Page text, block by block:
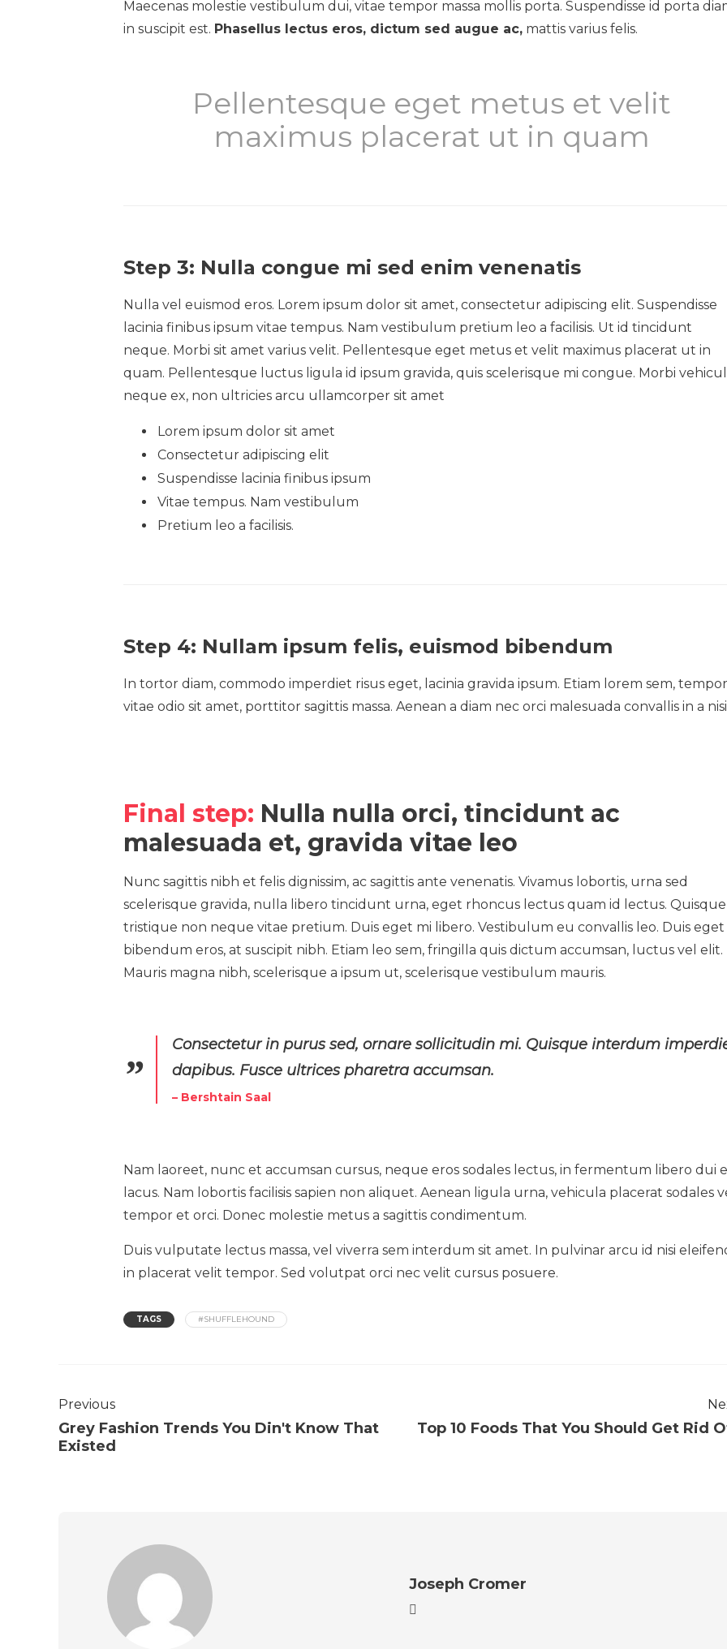
Maecenas molestie vestibulum dui, vitae tempor massa mollis porta. Suspendisse id porta
in suscipit est. Phasellus lectus eros, dictum sed augue ac, mattis varius felis.
Pellentesque eget metus et velit
maximus placerat ut in quam
Step 3: Nulla congue mi sed enim venenatis
Nulla vel euismod eros. Lorem ipsum dolor sit amet, consectetur adipiscing elit. Suspendisse
lacinia finibus ipsum vitae tempus. Nam vestibulum pretium leo a facilisis. Ut id tincidunt
neque. Morbi sit amet varius velit. Pellentesque eget metus et velit maximus placerat ut in
quam. Pellentesque luctus ligula id ipsum gravida, quis scelerisque mi congue. Morbi
neque ex, non ultricies arcu ullamcorper sit amet
Lorem ipsum dolor sit amet
Consectetur adipiscing elit
Suspendisse lacinia finibus ipsum
Vitae tempus. Nam vestibulum
Pretium leo a facilisis.
Step 4: Nullam ipsum felis, euismod bibendum
In tortor diam, commodo imperdiet risus eget, lacinia gravida ipsum. Etiam lorem sem, tempor
vitae odio sit amet, porttitor sagittis massa. Aenean a diam nec orci malesuada convallis in a
Final step: Nulla nulla orci, tincidunt ac
malesuada et, gravida vitae leo
Nunc sagittis nibh et felis dignissim, ac sagittis ante venenatis. Vivamus lobortis, urna sed
scelerisque gravida, nulla libero tincidunt urna, eget rhoncus lectus quam id lectus. Quisque
tristique non neque vitae pretium. Duis eget mi libero. Vestibulum eu convallis leo. Duis eget
bibendum eros, at suscipit nibh. Etiam leo sem, fringilla quis dictum accumsan, luctus vel elit.
Mauris magna nibh, scelerisque a ipsum ut, scelerisque vestibulum mauris.
Consectetur in purus sed, ornare sollicitudin mi. Quisque interdum
dapibus. Fusce ultrices pharetra accumsan.
– Bershtain Saal
Nam laoreet, nunc et accumsan cursus, neque eros sodales lectus, in fermentum libero dui
lacus. Nam lobortis facilisis sapien non aliquet. Aenean ligula urna, vehicula placerat sodales
tempor et orci. Donec molestie metus a sagittis condimentum.
Duis vulputate lectus massa, vel viverra sem interdum sit amet. In pulvinar arcu id nisi
in placerat velit tempor. Sed volutpat orci nec velit cursus posuere.
TAGS #SHUFFLEHOUND
Previous
Grey Fashion Trends You Din't Know That
Existed
Top 10 Foods That You Should Get Rid
Joseph Cromer